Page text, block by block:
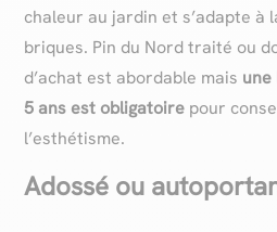
chaleur au jardin et s’adapte à
briques. Pin du Nord traité ou
d’achat est abordable mais une
5 ans est obligatoire pour
l’esthétisme.
Adossé ou